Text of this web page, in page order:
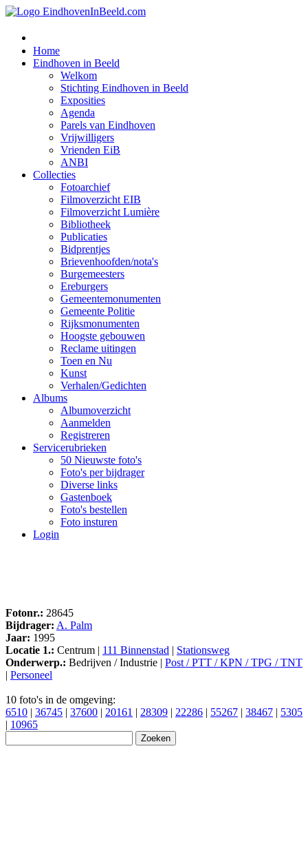
Home
Eindhoven in Beeld
Welkom
Stichting Eindhoven in Beeld
Exposities
Agenda
Parels van Eindhoven
Vrijwilligers
Vrienden EiB
ANBI
Collecties
Fotoarchief
Filmoverzicht EIB
Filmoverzicht Lumière
Bibliotheek
Publicaties
Bidprentjes
Brievenhoofden/nota's
Burgemeesters
Ereburgers
Gemeentemonumenten
Gemeente Politie
Rijksmonumenten
Hoogste gebouwen
Reclame uitingen
Toen en Nu
Kunst
Verhalen/Gedichten
Albums
Albumoverzicht
Aanmelden
Registreren
Servicerubrieken
50 Nieuwste foto's
Foto's per bijdrager
Diverse links
Gastenboek
Foto's bestellen
Foto insturen
Login
Fotonr.: 28645
Bijdrager: A. Palm
Jaar: 1995
Locatie 1.: Centrum | 111 Binnenstad | Stationsweg
Onderwerp.: Bedrijven / Industrie | Post / PTT / KPN / TPG / TNT
| Personeel
10 foto's in de omgeving:
6510 | 36745 | 37600 | 20161 | 28309 | 22286 | 55267 | 38467 | 5305
| 10965